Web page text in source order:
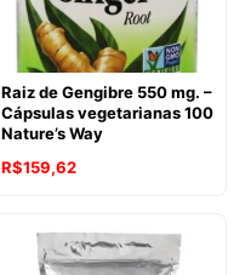
Raiz de Gengibre 550 mg. –
Cápsulas vegetarianas 100
Nature’s Way
O
original
R$159,62O
atual
é: